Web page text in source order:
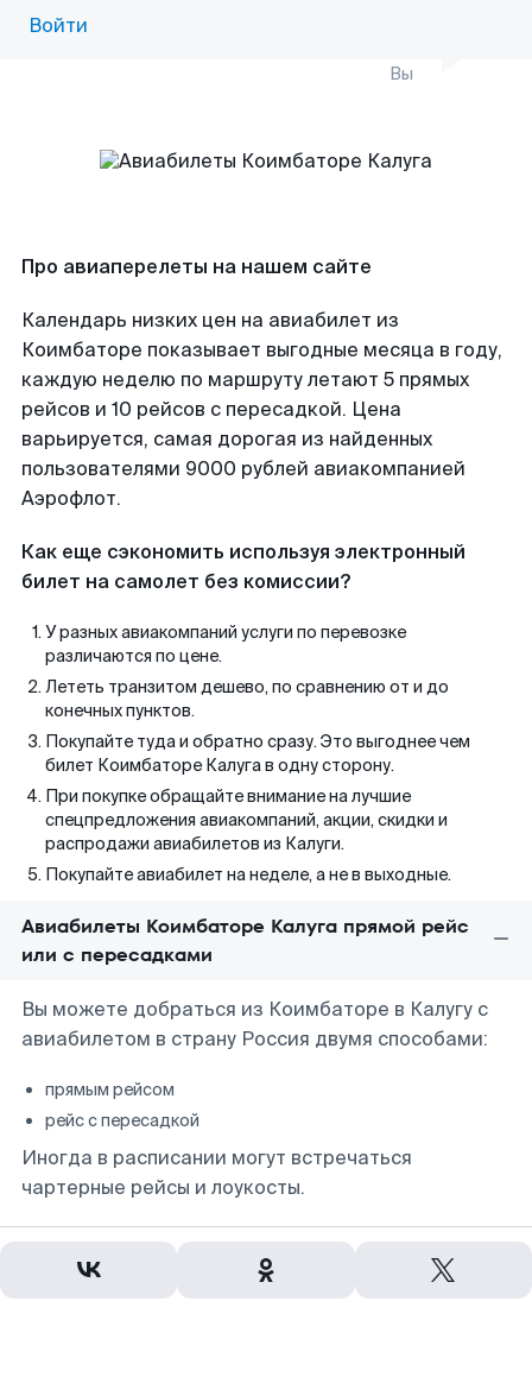
Войти
Вы
Про авиаперелеты на нашем сайте
Календарь низких цен на авиабилет из
Коимбаторе показывает выгодные месяца в году,
каждую неделю по маршруту летают 5 прямых
рейсов и 10 рейсов с пересадкой. Цена
варьируется, самая дорогая из найденных
пользователями 9000 рублей авиакомпанией
Аэрофлот.
Как еще сэкономить используя электронный
билет на самолет без комиссии?
У разных авиакомпаний услуги по перевозке
различаются по цене.
Лететь транзитом дешево, по сравнению от и до
конечных пунктов.
Покупайте туда и обратно сразу. Это выгоднее чем
билет Коимбаторе Калуга в одну сторону.
При покупке обращайте внимание на лучшие
спецпредложения авиакомпаний, акции, скидки и
распродажи авиабилетов из Калуги.
Покупайте авиабилет на неделе, а не в выходные.
Авиабилеты Коимбаторе Калуга прямой рейс
или с пересадками
Вы можете добраться из Коимбаторе в Калугу с
авиабилетом в страну Россия двумя способами:
прямым рейсом
рейс с пересадкой
Иногда в расписании могут встречаться
чартерные рейсы и лоукосты.